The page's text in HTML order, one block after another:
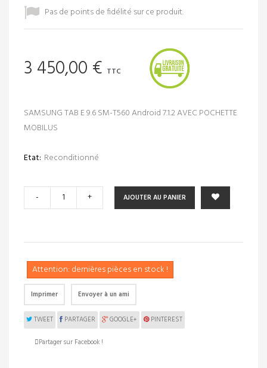
Pas de points de fidélité sur ce produit.
3 450,00 € TTC
SAMSUNG TAB E 9.6 SM-T560 Android 7.1.2 AVEC POCHETTE
MOBILUS
Etat: Reconditionné
- + AJOUTER AU PANIER
Attention: dernières pièces en stock !
Imprimer Envoyer à un ami
TWEET PARTAGER GOOGLE+ PINTEREST
Partager sur Facebook !